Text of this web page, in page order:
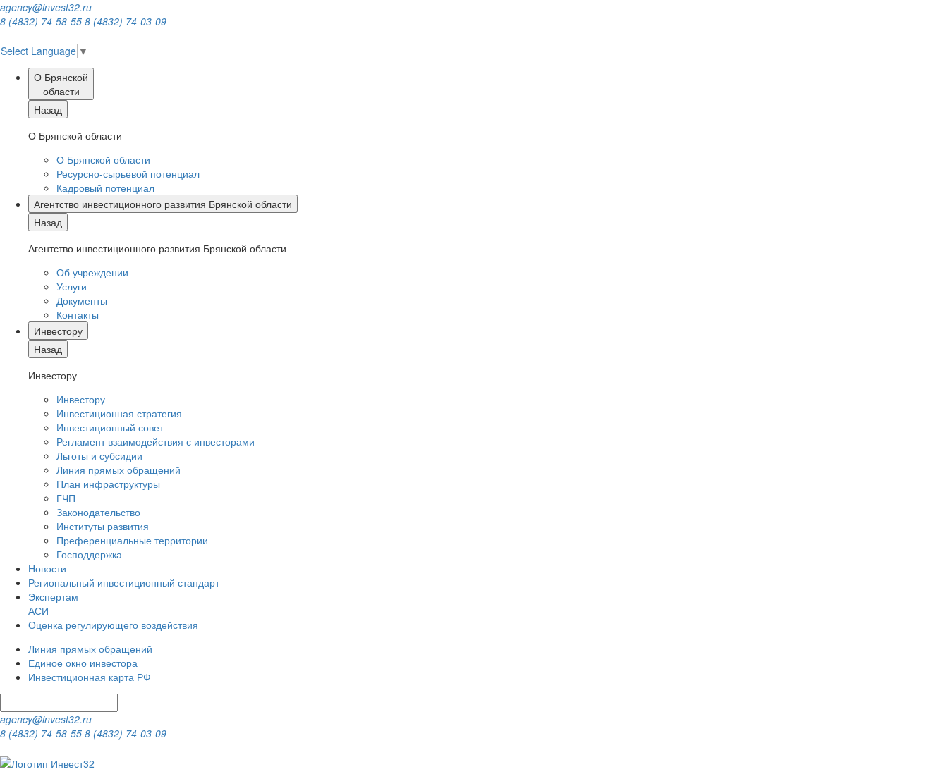
agency@invest32.ru
8 (4832) 74-58-55 8 (4832) 74-03-09
Select Language ▼
О Брянской
области
Назад
О Брянской области
О Брянской области
Ресурсно-сырьевой потенциал
Кадровый потенциал
Агентство инвестиционного развития Брянской области
Назад
Агентство инвестиционного развития Брянской области
Об учреждении
Услуги
Документы
Контакты
Инвестору
Назад
Инвестору
Инвестору
Инвестиционная стратегия
Инвестиционный совет
Регламент взаимодействия с инвесторами
Льготы и субсидии
Линия прямых обращений
План инфраструктуры
ГЧП
Законодательство
Институты развития
Преференциальные территории
Господдержка
Новости
Региональный инвестиционный стандарт
Экспертам
АСИ
Оценка регулирующего воздействия
Линия прямых обращений
Единое окно инвестора
Инвестиционная карта РФ
agency@invest32.ru
8 (4832) 74-58-55 8 (4832) 74-03-09